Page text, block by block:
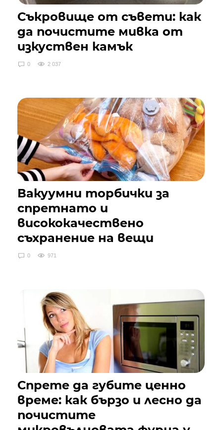
Съкровище от съвети: как
да почистите мивка от
изкуствен камък
0 2 037
Вакуумни торбички за
спретнато и
висококачествено
съхранение на вещи
0 971
Спрете да губите ценно
време: как бързо и лесно да
почистите